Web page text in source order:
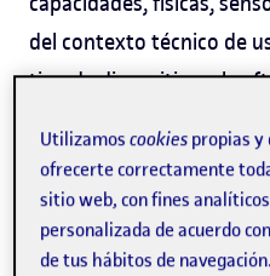
del contexto técnico de
tipo de dispositivo, el
Por eso, se trabaja con
el web a las
Wide Web (W3C), para
Utilizamoscookies propias y
ofrecerte correctamente
sitio web, con fines
personalizada de acuerdo
de tus hábitos de